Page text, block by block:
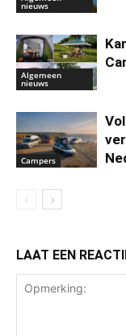
nieuws
Algemeen
nieuws
Campers
LAAT EEN